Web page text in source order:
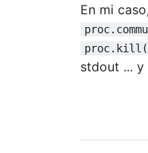
En mi
stdout ... y